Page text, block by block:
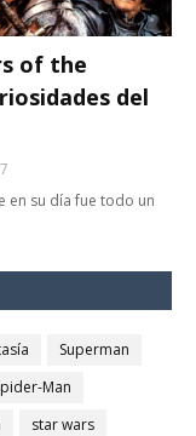
of the
del
en su día fue todo un
Superman
Man
star wars